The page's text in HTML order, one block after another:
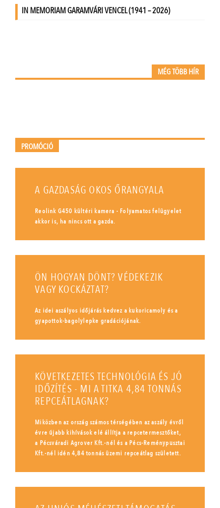
MÉG TÖBB HÍR
PROMÓCIÓ
A GAZDASÁG OKOS ŐRANGYALA
Reolink G450 kültéri kamera - Folyamatos felügyelet
akkor is, ha nincs ott a gazda.
ÖN HOGYAN DÖNT? VÉDEKEZIK
VAGY KOCKÁZTAT?
Az idei aszályos időjárás kedvez a kukoricamoly és a
gyapottok-bagolylepke gradációjának.
KÖVETKEZETES TECHNOLÓGIA ÉS JÓ
IDŐZÍTÉS - MI A TITKA 4,84 TONNÁS
REPCEÁTLAGNAK?
Miközben az ország számos térségében az aszály évről
évre újabb kihívások elé állítja a repcetermesztőket,
a Pécsváradi Agrover Kft.-nél és a Pécs-Reménypusztai
Kft.-nél idén 4,84 tonnás üzemi repceátlag született.